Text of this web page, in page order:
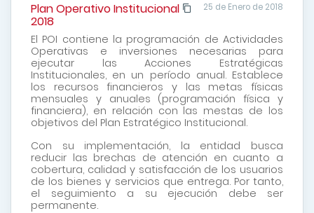
25 de Enero de 2018
Plan Operativo Institucional
2018
El POI contiene la programación de Actividades
Operativas e inversiones necesarias para
ejecutar las Acciones Estratégicas
Institucionales, en un período anual. Establece
los recursos financieros y las metas físicas
mensuales y anuales (programación física y
financiera), en relación con las mestas de los
objetivos del Plan Estratégico Institucional.
Con su implementación, la entidad busca
reducir las brechas de atención en cuanto a
cobertura, calidad y satisfacción de los usuarios
de los bienes y servicios que entrega. Por tanto,
el seguimiento a su ejecución debe ser
permanente.